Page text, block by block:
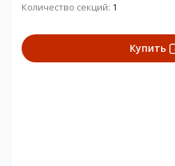
Количество секций: 1
Купить